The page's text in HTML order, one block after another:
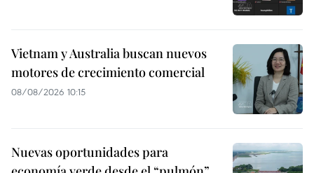
Vietnam y Australia buscan nuevos
motores de crecimiento comercial
08/08/2026 10:15
Nuevas oportunidades para